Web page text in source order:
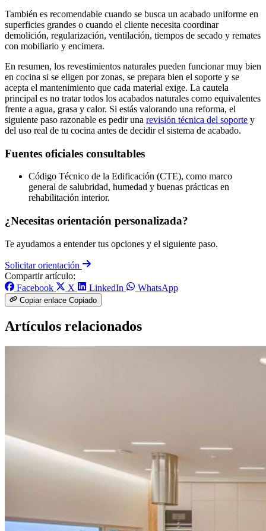
También es recomendable cuando se busca un acabado uniforme en
superficies grandes o cuando el cliente necesita coordinar
demolición, regularización, ventilación, tiempos de secado y remates
con mobiliario y encimera.
En resumen, los revestimientos naturales pueden funcionar muy bien
en cocina si se eligen por zonas, se prepara bien el soporte y se
acepta el mantenimiento que cada material exige. La cautela
principal es no tratar todos los acabados naturales como equivalentes
frente a agua, grasa y calor. Si estás valorando una reforma, el
siguiente paso razonable es pedir una revisión técnica del soporte y
del uso real de tu cocina antes de decidir el sistema de acabado.
Fuentes oficiales consultables
Código Técnico de la Edificación (CTE), como marco
general de salubridad, humedad y buenas prácticas en
rehabilitación interior.
¿Necesitas orientación personalizada?
Te ayudamos a entender tus opciones y el siguiente paso.
Solicitar orientación
Compartir artículo:
Facebook
X LinkedIn WhatsApp
Copiar enlace Copiado
Artículos relacionados